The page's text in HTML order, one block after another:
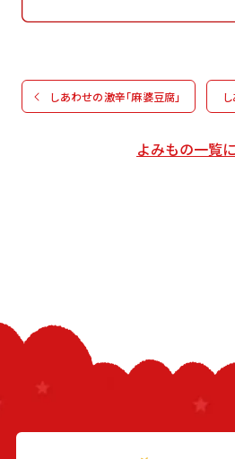
しあわせの激辛「麻婆豆腐」
よみもの一覧